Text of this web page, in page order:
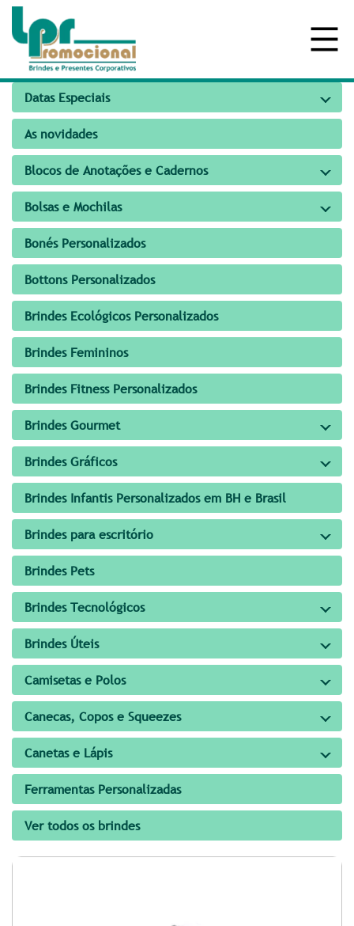
Datas Especiais
As novidades
Blocos de Anotações e Cadernos
Bolsas e Mochilas
Bonés Personalizados
Bottons Personalizados
Brindes Ecológicos Personalizados
Brindes Femininos
Brindes Fitness Personalizados
Brindes Gourmet
Brindes Gráficos
Brindes Infantis Personalizados em BH e Brasil
Brindes para escritório
Brindes Pets
Brindes Tecnológicos
Brindes Úteis
Camisetas e Polos
Canecas, Copos e Squeezes
Canetas e Lápis
Ferramentas Personalizadas
Ver todos os brindes